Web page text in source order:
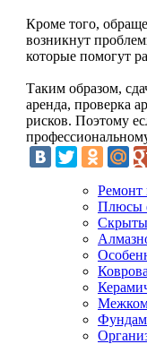
Кроме того,
возникнут
которые помогут
Таким образом,
аренда, проверка
рисков. Поэтому
Ремонт
Плюсы